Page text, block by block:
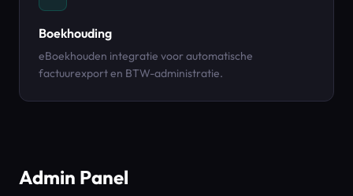
Boekhouding
eBoekhouden integratie voor automatische
factuurexport en BTW-administratie.
Admin Panel